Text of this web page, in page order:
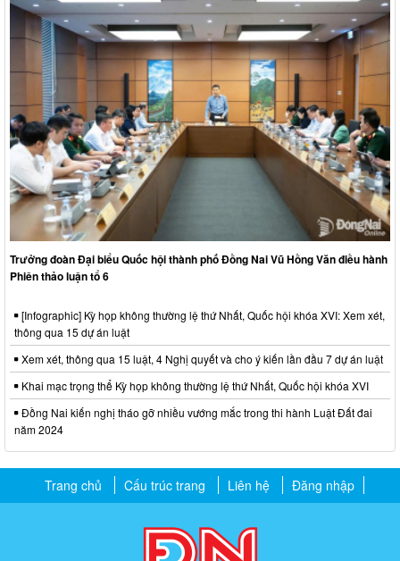
Trưởng đoàn Đại biểu Quốc hội thành phố Đồng Nai Vũ Hồng Văn điều hành
Phiên thảo luận tổ 6
[Infographic] Kỳ họp không thường lệ thứ Nhất, Quốc hội khóa XVI: Xem xét,
thông qua 15 dự án luật
Xem xét, thông qua 15 luật, 4 Nghị quyết và cho ý kiến lần đầu 7 dự án luật
Khai mạc trọng thể Kỳ họp không thường lệ thứ Nhất, Quốc hội khóa XVI
Đồng Nai kiến nghị tháo gỡ nhiều vướng mắc trong thi hành Luật Đất đai
năm 2024
Trang chủ Cấu trúc trang Liên hệ Đăng nhập